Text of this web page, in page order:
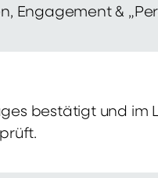
Engagement &
bestätigt und im